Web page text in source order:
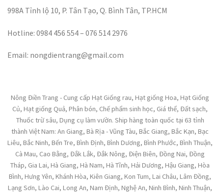
998A Tỉnh lộ 10, P. Tân Tạo, Q. Bình Tân, TP.HCM
Hotline: 0984 456 554 – 076 514 2976
Email: nongdientrang@gmail.com
Nông Điền Trang - Cung cấp Hạt Giống rau, Hạt giống Hoa, Hạt Giống
Củ, Hạt giống Quả, Phân bón, Chế phẩm sinh học, Giá thể, Đất sạch,
Thuốc trừ sâu, Dụng cụ làm vườn. Ship hàng toàn quốc tại 63 tỉnh
thành Việt Nam: An Giang, Bà Rịa - Vũng Tàu, Bắc Giang, Bắc Kạn, Bạc
Liêu, Bắc Ninh, Bến Tre, Bình Định, Bình Dương, Bình Phước, Bình Thuận,
Cà Mau, Cao Bằng, Đắk Lắk, Đắk Nông, Điện Biên, Đồng Nai, Đồng
Tháp, Gia Lai, Hà Giang, Hà Nam, Hà Tĩnh, Hải Dương, Hậu Giang, Hòa
Bình, Hưng Yên, Khánh Hòa, Kiên Giang, Kon Tum, Lai Châu, Lâm Đồng,
Lạng Sơn, Lào Cai, Long An, Nam Định, Nghệ An, Ninh Bình, Ninh Thuận,